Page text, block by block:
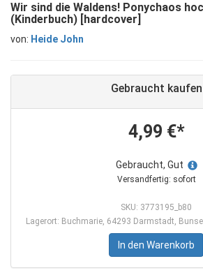
Wir sind die Waldens! Ponychaos
(Kinderbuch) [hardcover]
von: Heide John
Gebraucht kaufen
4,99 €*
Gebraucht, Gut
Versandfertig: sofort
SKU: 3773195_b80
Lagerort: Buchmarie, 64293 Darmstadt,
In den Warenkorb